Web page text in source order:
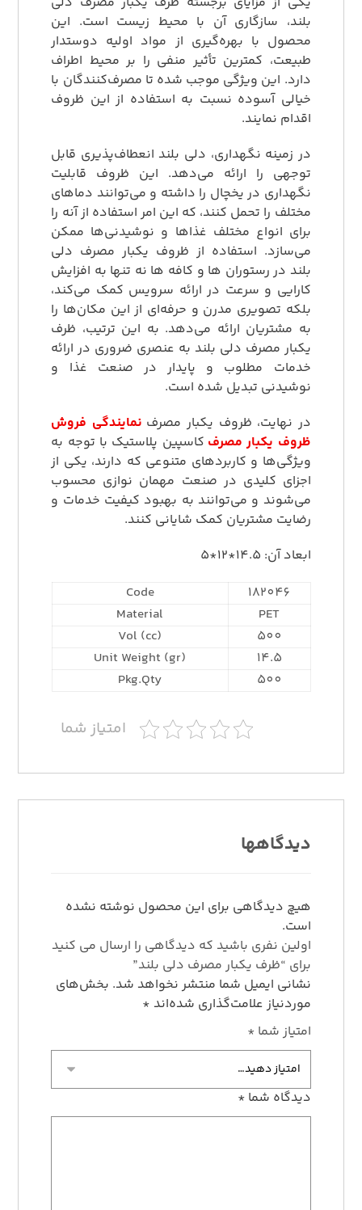
بلند، سازگاری آن با محیط زیست است. این
محصول با بهره‌گیری از مواد اولیه دوستدار
طبیعت، کمترین تأثیر منفی را بر محیط اطراف
دارد. این ویژگی موجب شده تا مصرف‌کنندگان با
خیالی آسوده نسبت به استفاده از این ظروف
اقدام نمایند.
در زمینه نگهداری، دلی بلند انعطاف‌پذیری قابل
توجهی را ارائه می‌دهد. این ظروف قابلیت
نگهداری در یخچال را داشته و می‌توانند دماهای
مختلف را تحمل کنند، که این امر استفاده از آنه را
برای انواع مختلف غذاها و نوشیدنی‌ها ممکن
می‌سازد. استفاده از ظروف یکبار مصرف دلی
بلند در رستوران‌ ها و کافه‌ ها نه تنها به افزایش
کارایی و سرعت در ارائه سرویس کمک می‌کند،
بلکه تصویری مدرن و حرفه‌ای از این مکان‌ها را
به مشتریان ارائه می‌دهد. به این ترتیب، ظرف
یکبار مصرف دلی بلند به عنصری ضروری در ارائه
خدمات مطلوب و پایدار در صنعت غذا و
نوشیدنی تبدیل شده است.
در نهایت، ظروف یکبار مصرف نمایندگی فروش
ظروف یکبار مصرف کاسپین پلاستیک با توجه به
ویژگی‌ها و کاربردهای متنوعی که دارند، یکی از
اجزای کلیدی در صنعت مهمان‌ نوازی محسوب
می‌شوند و می‌توانند به بهبود کیفیت خدمات و
رضایت مشتریان کمک شایانی کنند.
ابعاد آن: 14.5*12*5
182046
Code
PET
Material
500
Vol (cc)
14.5
Unit Weight (gr)
500
Pkg.Qty
امتیاز شما
دیدگاهها
هیچ دیدگاهی برای این محصول نوشته نشده
است.
اولین نفری باشید که دیدگاهی را ارسال می کنید
برای “ظرف یکبار مصرف دلی بلند”
نشانی ایمیل شما منتشر نخواهد شد. بخش‌های
موردنیاز علامت‌گذاری شده‌اند *
امتیاز شما *
دیدگاه شما *